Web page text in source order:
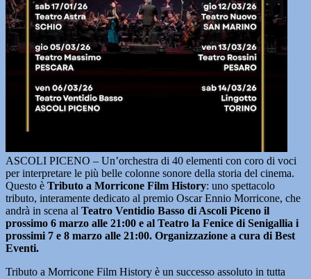
ASCOLI PICENO – Un’orchestra di 40 elementi con coro di voci
per interpretare le più belle colonne sonore della storia del cinema.
Questo è Tributo a Morricone Film History: uno spettacolo
tributo, interamente dedicato al premio Oscar Ennio Morricone, che
andrà in scena al Teatro Ventidio Basso di Ascoli Piceno il
prossimo 6 marzo alle 21:00 e al Teatro la Fenice di Senigallia i
prossimi 7 e 8 marzo alle 21:00. Organizzazione a cura di Best
Eventi.
Tributo a Morricone Film History è un successo assoluto in tutta